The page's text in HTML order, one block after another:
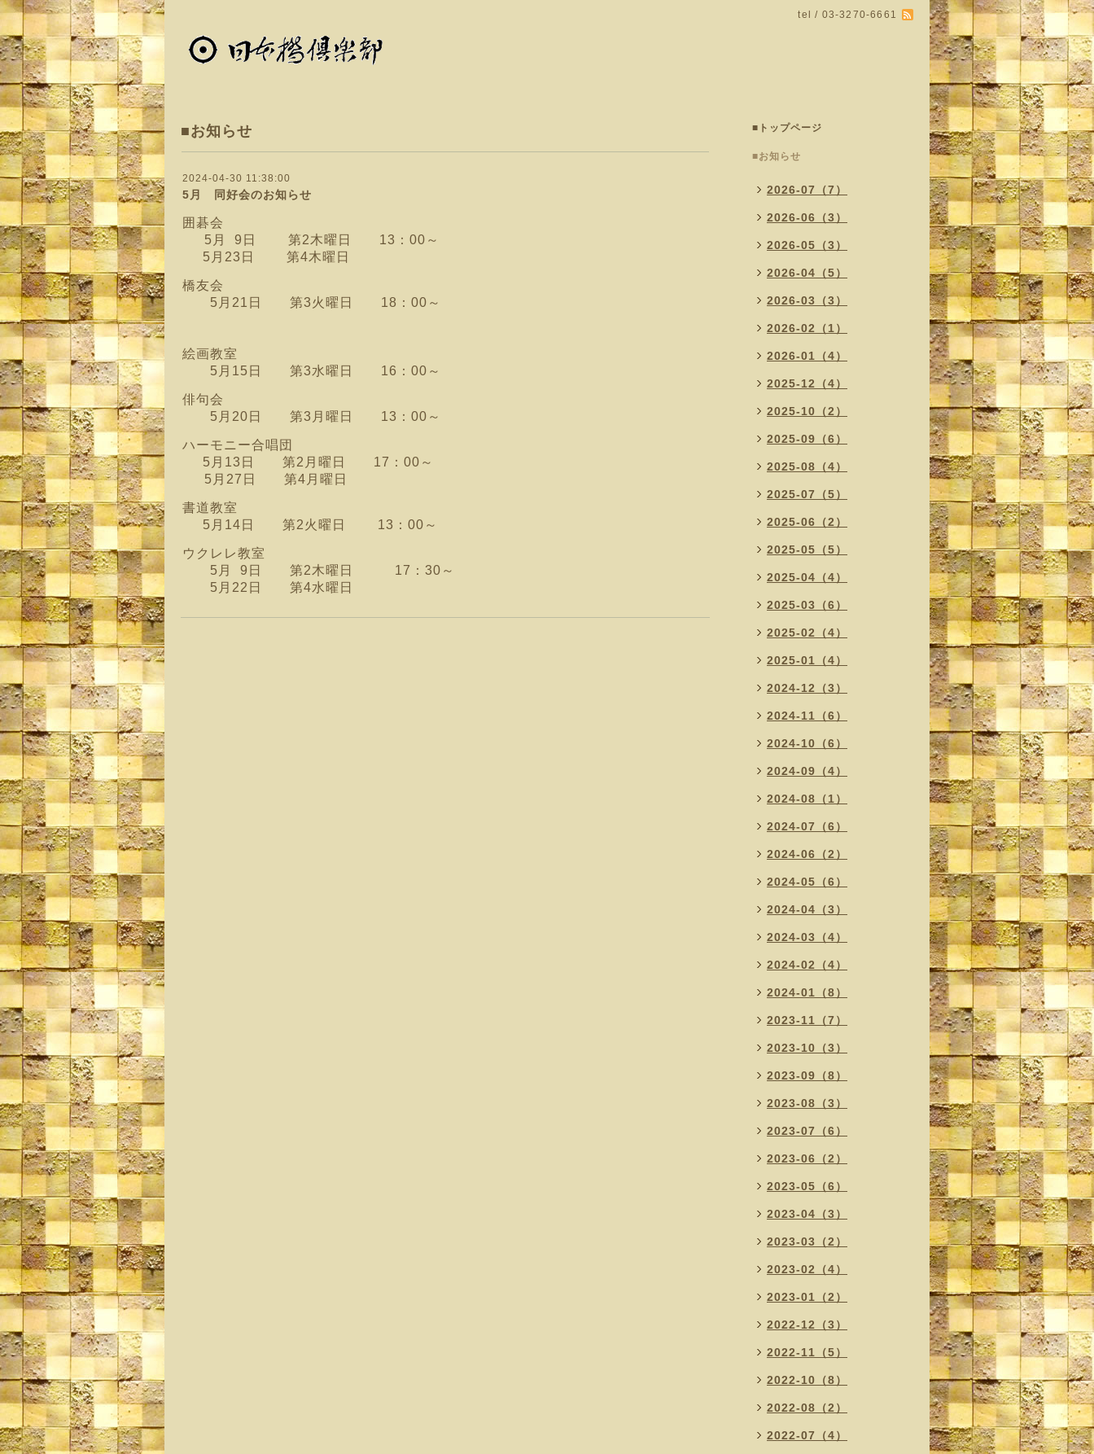
tel / 03-3270-6661
■お知らせ
2024-04-30 11:38:00
5月 同好会のお知らせ
囲碁会
5月 9日 第2木曜日 13：00～
5月23日 第4木曜日
橋友会
5月21日 第3火曜日 18：00～
絵画教室
5月15日 第3水曜日 16：00～
俳句会
5月20日 第3月曜日 13：00～
ハーモニー合唱団
5月13日 第2月曜日 17：00～
5月27日 第4月曜日
書道教室
5月14日 第2火曜日 13：00～
ウクレレ教室
5月 9日 第2木曜日 17：30～
5月22日 第4水曜日
■トップページ
■お知らせ
2026-07（7）
2026-06（3）
2026-05（3）
2026-04（5）
2026-03（3）
2026-02（1）
2026-01（4）
2025-12（4）
2025-10（2）
2025-09（6）
2025-08（4）
2025-07（5）
2025-06（2）
2025-05（5）
2025-04（4）
2025-03（6）
2025-02（4）
2025-01（4）
2024-12（3）
2024-11（6）
2024-10（6）
2024-09（4）
2024-08（1）
2024-07（6）
2024-06（2）
2024-05（6）
2024-04（3）
2024-03（4）
2024-02（4）
2024-01（8）
2023-11（7）
2023-10（3）
2023-09（8）
2023-08（3）
2023-07（6）
2023-06（2）
2023-05（6）
2023-04（3）
2023-03（2）
2023-02（4）
2023-01（2）
2022-12（3）
2022-11（5）
2022-10（8）
2022-08（2）
2022-07（4）